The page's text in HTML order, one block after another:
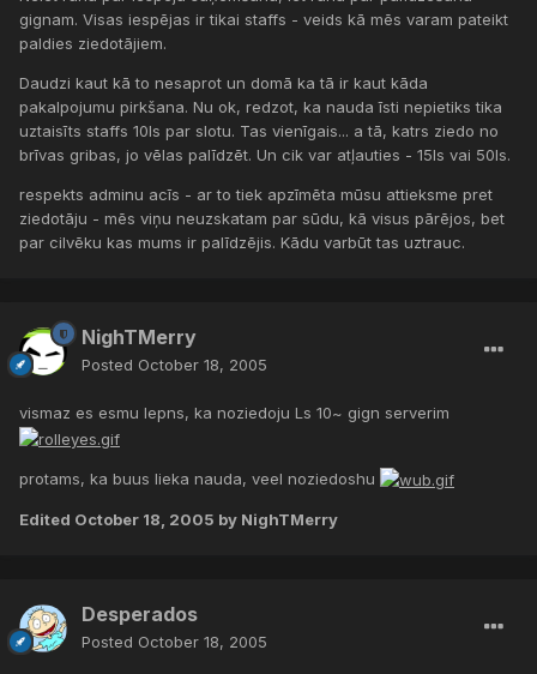
gignam. Visas iespējas ir tikai staffs - veids kā mēs varam pateikt
paldies ziedotājiem.
Daudzi kaut kā to nesaprot un domā ka tā ir kaut kāda
pakalpojumu pirkšana. Nu ok, redzot, ka nauda īsti nepietiks tika
uztaisīts staffs 10ls par slotu. Tas vienīgais... a tā, katrs ziedo no
brīvas gribas, jo vēlas palīdzēt. Un cik var atļauties - 15ls vai 50ls.
respekts adminu acīs - ar to tiek apzīmēta mūsu attieksme pret
ziedotāju - mēs viņu neuzskatam par sūdu, kā visus pārējos, bet
par cilvēku kas mums ir palīdzējis. Kādu varbūt tas uztrauc.
NighTMerry
Posted October 18, 2005
vismaz es esmu lepns, ka noziedoju Ls 10~ gign serverim
protams, ka buus lieka nauda, veel noziedoshu
Edited October 18, 2005 by NighTMerry
Desperados
Posted October 18, 2005